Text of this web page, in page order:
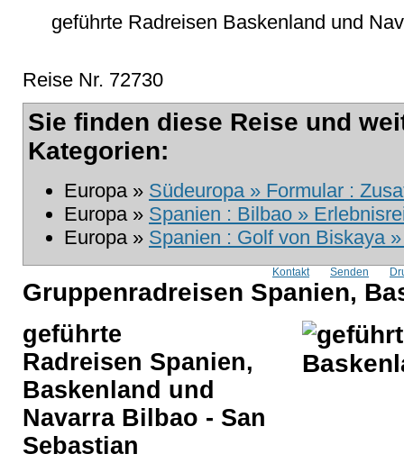
geführte Radreisen Baskenland und
Reise Nr. 72730
Sie finden diese Reise und
Kategorien:
Europa » Südeuropa » Formular :
Europa » Spanien : Bilbao »
Europa » Spanien : Golf von Biskaya
Kontakt Senden
Gruppenradreisen Spanien,
geführte
Radreisen Spanien,
Baskenland und
Navarra Bilbao - San
Sebastian